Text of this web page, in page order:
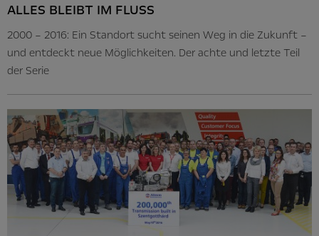
ALLES BLEIBT IM FLUSS
2000 – 2016: Ein Standort sucht seinen Weg in die Zukunft –
und entdeckt neue Möglichkeiten. Der achte und letzte Teil
der Serie